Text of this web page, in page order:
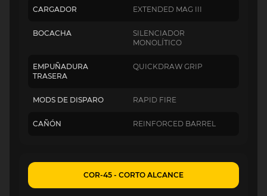
CARGADOR EXTENDED MAG III
BOCACHA
SILENCIADOR
MONOLÍTICO
EMPUÑADURA
TRASERA
QUICKDRAW GRIP
MODS DE DISPARO RAPID FIRE
CAÑÓN REINFORCED BARREL
COR-45 - CORTO ALCANCE